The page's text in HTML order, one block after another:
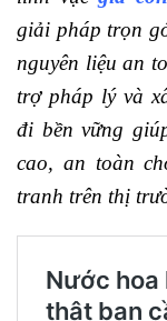
giải pháp trọn
nguyên liệu an
trợ pháp lý và
đi bền vững
cao, an toàn
tranh trên thị